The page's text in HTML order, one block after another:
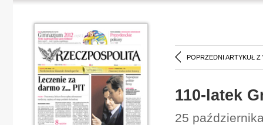
POPRZEDNI ARTYKUŁ Z
110-latek
25